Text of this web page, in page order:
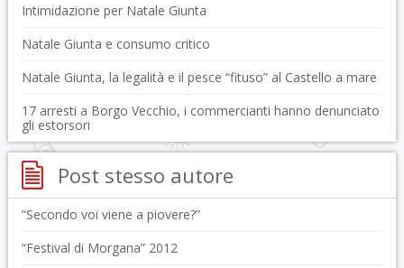
Intimidazione per Natale Giunta
Natale Giunta e consumo critico
Natale Giunta, la legalità e il pesce “fituso” al Castello a mare
17 arresti a Borgo Vecchio, i commercianti hanno denunciato
gli estorsori
Post stesso autore
“Secondo voi viene a piovere?”
“Festival di Morgana” 2012